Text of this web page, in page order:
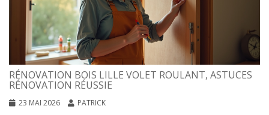
RÉNOVATION BOIS LILLE VOLET ROULANT, ASTUCES
RÉNOVATION RÉUSSIE
23 MAI 2026 PATRICK